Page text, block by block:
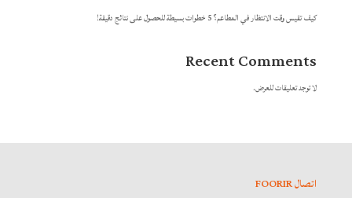
كيف تقيس وقت الانتظار في المطاعم؟ 5 خطوات بسيطة للحصول على نتائج دقيقة!
Recent Comments
لا توجد تعليقات للعرض.
اتصال FOORIR